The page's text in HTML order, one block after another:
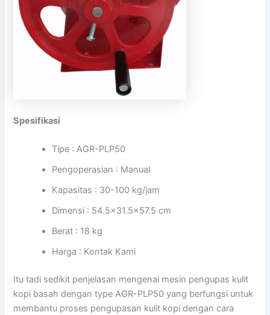
Spesifikasi
Tipe : AGR-PLP50
Pengoperasian : Manual
Kapasitas : 30-100 kg/jam
Dimensi : 54.5×31.5×57.5 cm
Berat : 18 kg
Harga : Kontak Kami
Itu tadi sedikit penjelasan mengenai mesin pengupas kulit
kopi basah dengan type AGR-PLP50 yang berfungsi untuk
membantu proses pengupasan kulit kopi dengan cara